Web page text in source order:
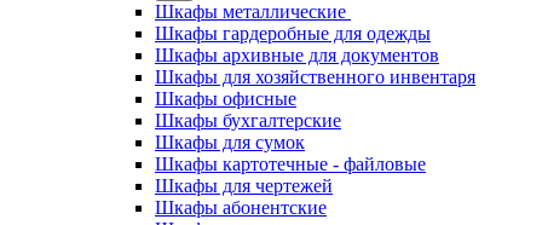
Шкафы металлические
Шкафы гардеробные для одежды
Шкафы архивные для документов
Шкафы для хозяйственного инвентаря
Шкафы офисные
Шкафы бухгалтерские
Шкафы для сумок
Шкафы картотечные - файловые
Шкафы для чертежей
Шкафы абонентские